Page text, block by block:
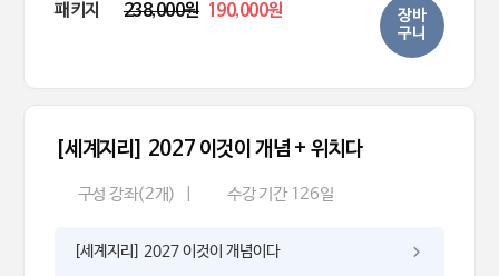
패키지 238,000원 190,000원
장바
구니
[세계지리] 2027 이것이 개념 + 위치다
구성 강좌(2개) 수강 기간 126일
[세계지리] 2027 이것이 개념이다